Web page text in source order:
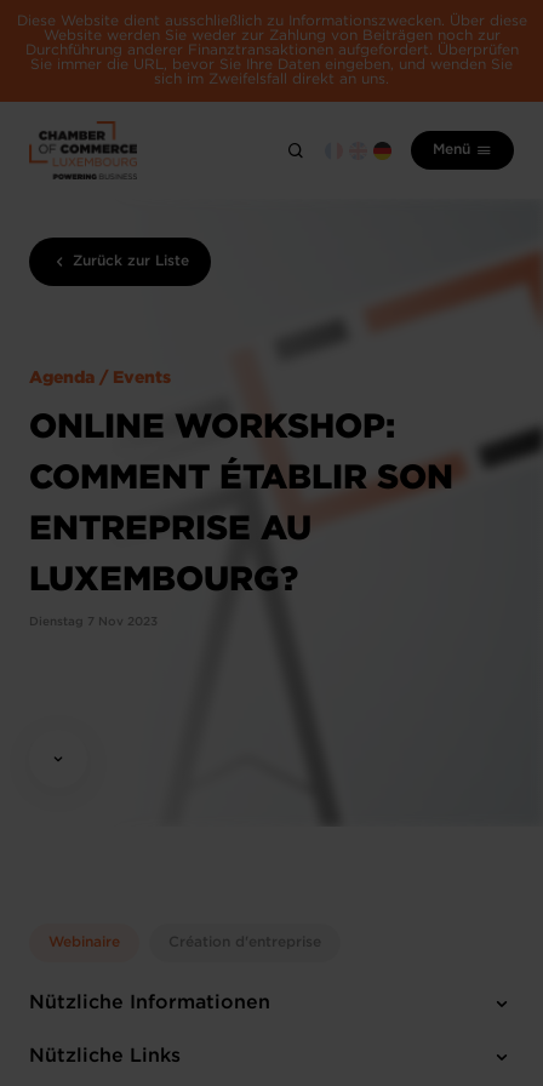
Diese Website dient ausschließlich zu Informationszwecken. Über diese
Website werden Sie weder zur Zahlung von Beiträgen noch zur
Durchführung anderer Finanztransaktionen aufgefordert. Überprüfen
Sie immer die URL, bevor Sie Ihre Daten eingeben, und wenden Sie
sich im Zweifelsfall direkt an uns.
Menü
Zurück zur Liste
Agenda / Events
ONLINE WORKSHOP:
COMMENT ÉTABLIR SON
ENTREPRISE AU
LUXEMBOURG?
Dienstag 7 Nov 2023
Webinaire Création d'entreprise
Nützliche Informationen
Dienstag 7 Nov 2023
Nützliche Links